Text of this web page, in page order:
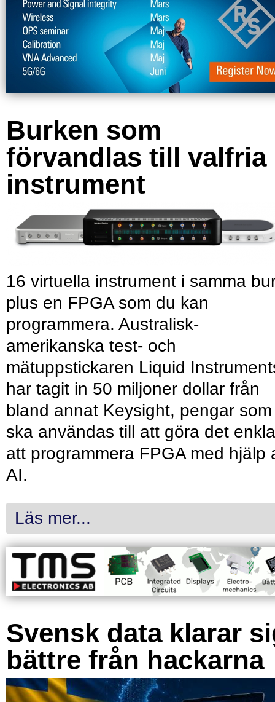
Burken som
förvandlas till valfria
instrument
16 virtuella instrument i samma
plus en FPGA som du kan
programmera. Australisk-
amerikanska test- och
mätuppstickaren Liquid
har tagit in 50 miljoner dollar från
bland annat Keysight, pengar som
ska användas till att göra det
att programmera FPGA med hjälp
AI.
Läs mer...
Svensk data klarar
bättre från hackarna